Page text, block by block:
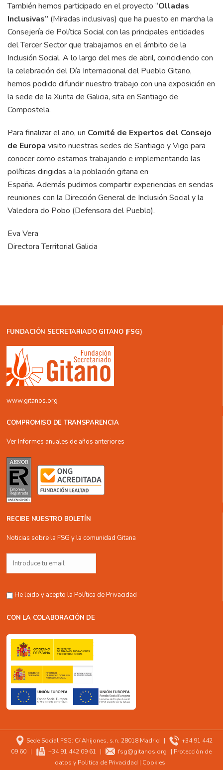
También hemos participado en el proyecto “Olladas
Inclusivas” (Miradas inclusivas) que ha puesto en marcha la
Consejería de Política Social con las principales entidades
del Tercer Sector que trabajamos en el ámbito de la
Inclusión Social. A lo largo del mes de abril, coincidiendo con
la celebración del Día Internacional del Pueblo Gitano,
hemos podido difundir nuestro trabajo con una exposición en
la sede de la Xunta de Galicia, sita en Santiago de
Compostela.
Para finalizar el año, un Comité de Expertos del Consejo
de Europa visito nuestras sedes de Santiago y Vigo para
conocer como estamos trabajando e implementando las
políticas dirigidas a la población gitana en
España. Además pudimos compartir experiencias en sendas
reuniones con la Dirección General de Inclusión Social y la
Valedora do Pobo (Defensora del Pueblo).
Eva Vera
Directora Territorial Galicia
FUNDACIÓN SECRETARIADO GITANO (FSG)
www.gitanos.org
COMPROMISO DE TRANSPARENCIA
Ver Informes anuales de años anteriores
RECIBE NUESTRO BOLETÍN
Noticias sobre la FSG y la comunidad Gitana
He leido y acepto laPolítica de Privacidad
CON LA COLABORACIÓN DE
Sede Social FSG: C/ Ahijones, s.n. 28018 Madrid |
+34 91 442
09 60 | +34 91 442 09 61 | fsg@gitanos.org | Protección de
datos y Politica de Privacidad | Cookies